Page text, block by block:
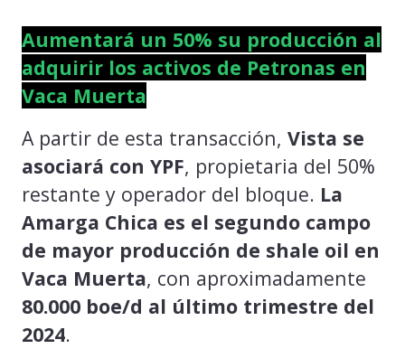
Aumentará un 50% su producción al
adquirir los activos de Petronas en
Vaca Muerta
A partir de esta transacción, Vista se
asociará con YPF, propietaria del 50%
restante y operador del bloque. La
Amarga Chica es el segundo campo
de mayor producción de shale oil en
Vaca Muerta, con aproximadamente
80.000 boe/d al último trimestre del
2024.